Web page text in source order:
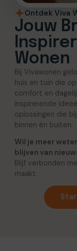
Ontdek Viva
Jouw
Wonen
Bij Vivawonen
huis en tuin die
comfort en
inspirerende
oplossingen die
binnen én buiten.
Wil je meer
blijven van
Blijf verbonden
maakt.